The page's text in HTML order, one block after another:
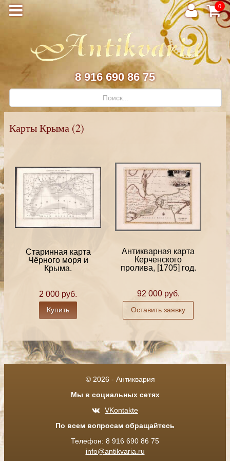
0
8 916 690 86 75
Карты Крыма (2)
Старинная карта
Чёрного моря и
Крыма.
2 000 руб.
Купить
Антикварная карта
Керченского
пролива, [1705] год.
92 000 руб.
Оставить заявку
© 2026 - Антиквария
Мы в социальных сетях
VKontakte
По всем вопросам обращайтесь
Телефон: 8 916 690 86 75
info@antikvaria.ru